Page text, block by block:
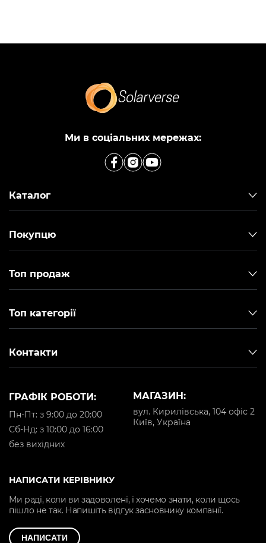
Ми в соціальних мережах:
Каталог
Покупцю
Топ продаж
Топ категорії
Контакти
МАГАЗИН:
вул. Кирилівська, 104 офіс 2
Київ, Україна
ГРАФІК РОБОТИ:
Пн-Пт: з 9:00 до 20:00
Cб-Нд: з 10:00 до 16:00
без вихідних
НАПИСАТИ КЕРІВНИКУ
Ми раді, коли ви задоволені, і хочемо знати, коли щось
пішло не так. Напишіть відгук засновнику компанії.
НАПИСАТИ